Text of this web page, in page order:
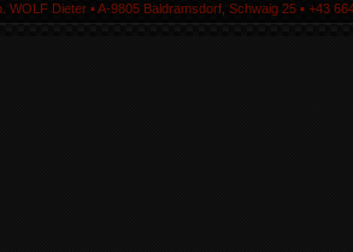
WOLF Dieter ▪ A-9805 Baldramsdorf, Schwaig 25 ▪ +43